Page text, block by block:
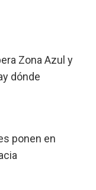
Zona Azul y
dónde
ponen en